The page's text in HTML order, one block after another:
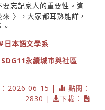
忘記家人的重要性。這
〉，大家都耳熟能詳，
#日本語文學系
永續城市與社區
：2026-06-15 |
點閱：
2830 |
下載：